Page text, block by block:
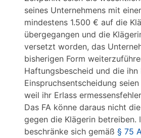
seines Unternehmens mit
mindestens 1.500 € auf die
übergegangen und die
versetzt worden, das
bisherigen Form
Haftungsbescheid und die
Einspruchsentscheidung
weil ihr Erlass
Das FA könne daraus nicht
gegen die Klägerin betreiben.
beschränke sich gemäß § 75